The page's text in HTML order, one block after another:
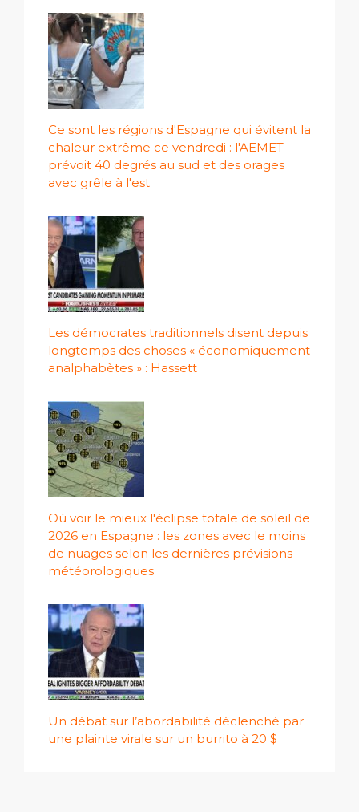
Ce sont les régions d'Espagne qui évitent la
chaleur extrême ce vendredi : l'AEMET
prévoit 40 degrés au sud et des orages
avec grêle à l'est
Les démocrates traditionnels disent depuis
longtemps des choses « économiquement
analphabètes » : Hassett
Où voir le mieux l'éclipse totale de soleil de
2026 en Espagne : les zones avec le moins
de nuages ​​selon les dernières prévisions
météorologiques
Un débat sur l’abordabilité déclenché par
une plainte virale sur un burrito à 20 $